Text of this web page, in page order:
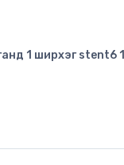
1 ширхэг stent6